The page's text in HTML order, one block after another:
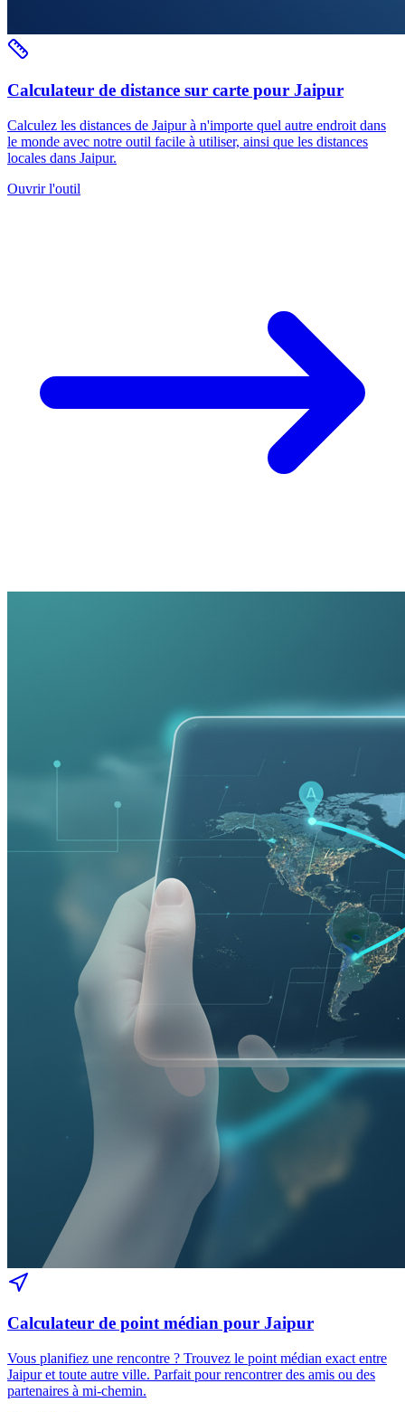
Calculateur de distance sur carte pour Jaipur
Calculez les distances de Jaipur à n'importe quel autre endroit dans
le monde avec notre outil facile à utiliser, ainsi que les distances
locales dans Jaipur.
Ouvrir l'outil
Calculateur de point médian pour Jaipur
Vous planifiez une rencontre ? Trouvez le point médian exact entre
Jaipur et toute autre ville. Parfait pour rencontrer des amis ou des
partenaires à mi-chemin.